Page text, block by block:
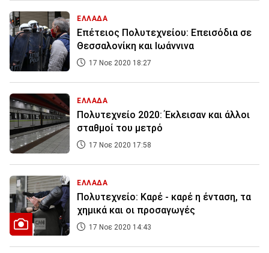
ΕΛΛΑΔΑ
Επέτειος Πολυτεχνείου: Επεισόδια σε
Θεσσαλονίκη και Ιωάννινα
17 Νοε 2020 18:27
ΕΛΛΑΔΑ
Πολυτεχνείο 2020: Έκλεισαν και άλλοι
σταθμοί του μετρό
17 Νοε 2020 17:58
ΕΛΛΑΔΑ
Πολυτεχνείο: Καρέ - καρέ η ένταση, τα
χημικά και οι προσαγωγές
17 Νοε 2020 14:43